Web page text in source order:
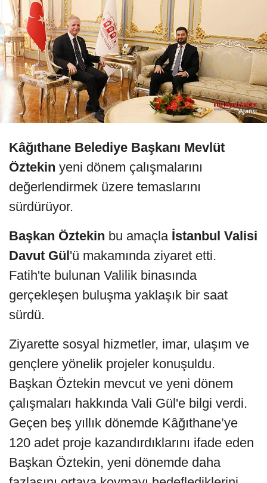
Kâğıthane Belediye Başkanı Mevlüt
Öztekin yeni dönem çalışmalarını
değerlendirmek üzere temaslarını
sürdürüyor.
Başkan Öztekin bu amaçla İstanbul Valisi
Davut Gül'ü makamında ziyaret etti.
Fatih'te bulunan Valilik binasında
gerçekleşen buluşma yaklaşık bir saat
sürdü.
Ziyarette sosyal hizmetler, imar, ulaşım ve
gençlere yönelik projeler konuşuldu.
Başkan Öztekin mevcut ve yeni dönem
çalışmaları hakkında Vali Gül'e bilgi verdi.
Geçen beş yıllık dönemde Kâğıthane’ye
120 adet proje kazandırdıklarını ifade eden
Başkan Öztekin, yeni dönemde daha